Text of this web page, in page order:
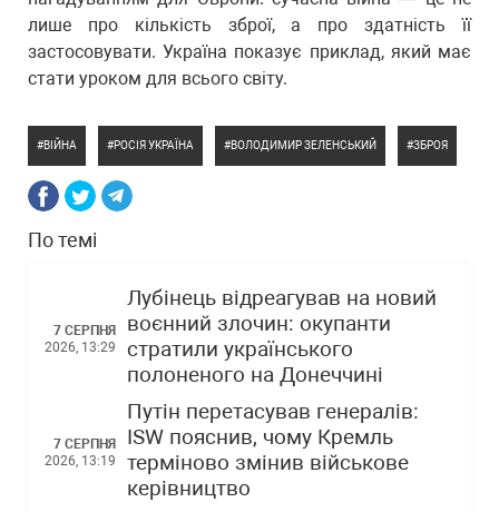
лише про кількість зброї, а про здатність її
застосовувати. Україна показує приклад, який має
стати уроком для всього світу.
ВІЙНА РОСІЯ УКРАЇНА ВОЛОДИМИР ЗЕЛЕНСЬКИЙ ЗБРОЯ
По темі
7 СЕРПНЯ
2026, 13:29
Лубінець відреагував на новий
воєнний злочин: окупанти
стратили українського
полоненого на Донеччині
7 СЕРПНЯ
2026, 13:19
Путін перетасував генералів:
ISW пояснив, чому Кремль
терміново змінив військове
керівництво